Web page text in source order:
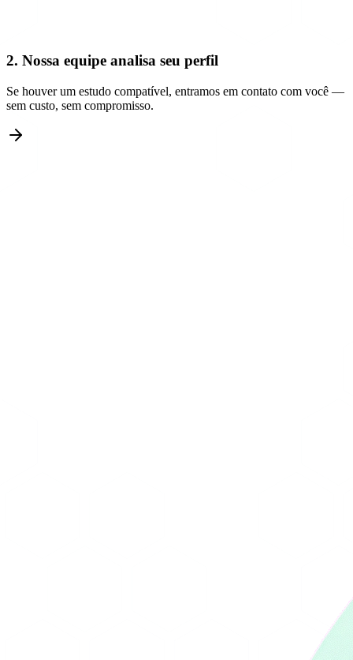
2. Nossa equipe analisa seu perfil
Se houver um estudo compatível, entramos em contato com você —
sem custo, sem compromisso.